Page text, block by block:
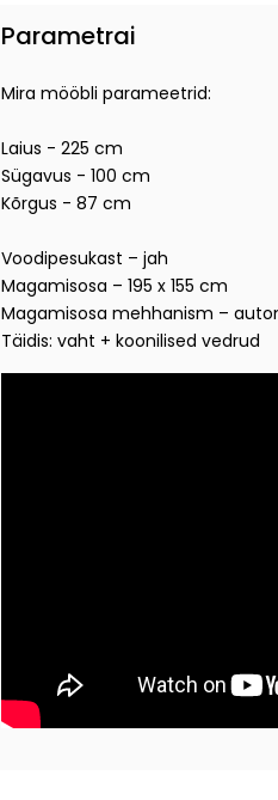
Parametrai
Mira mööbli parameetrid:
Laius - 225 cm
Sügavus - 100 cm
Kõrgus - 87 cm
Voodipesukast – jah
Magamisosa – 195 x 155 cm
Magamisosa mehhanism –
Täidis: vaht + koonilised vedrud